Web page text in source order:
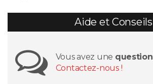
Aide et Conseils
Vous avez une question
Contactez-nous !